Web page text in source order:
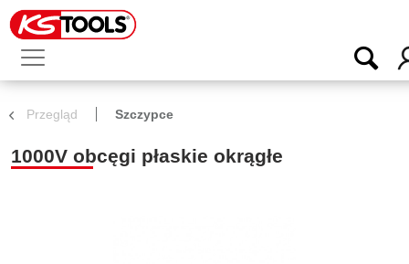
Przegląd Szczypce
1000V obcęgi płaskie okrągłe